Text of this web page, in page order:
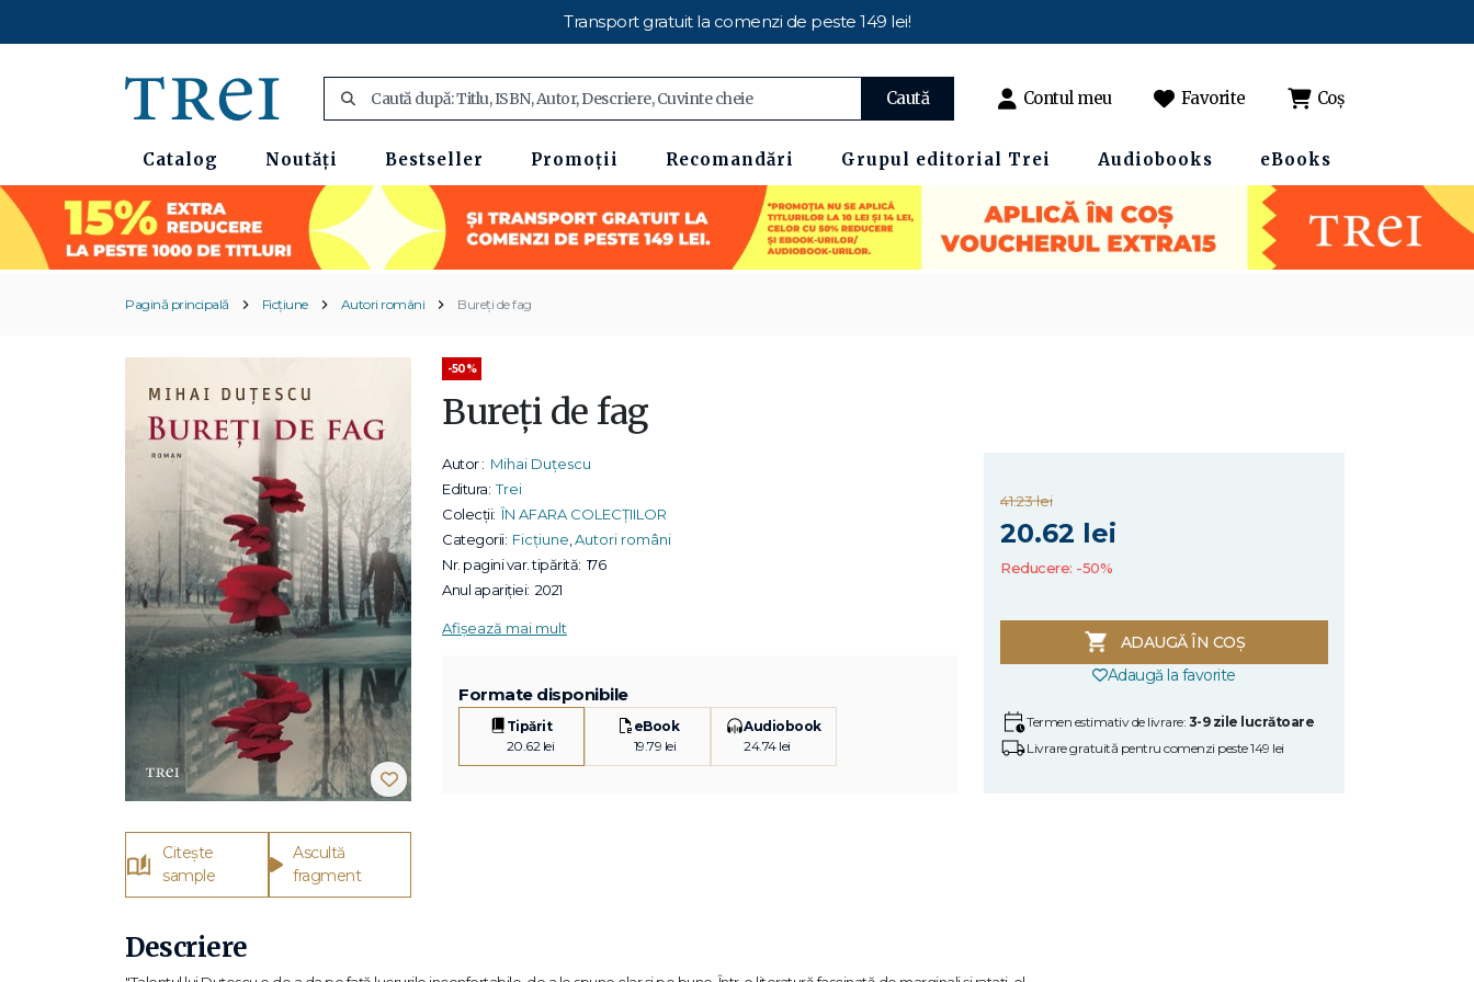
Transport gratuit la comenzi de peste 149 lei!
Caută Contul meu Favorite Coș
Catalog Noutăți Bestseller Promoții Recomandări Grupul editorial Trei Audiobooks eBooks
Pagină principală Ficțiune Autori români Bureți de fag
Citește
sample
Ascultă
fragment
-50%
Bureți de fag
Autor : Mihai Duțescu
Editura: Trei
Colecții: ÎN AFARA COLECȚIILOR
Categorii: Ficțiune Autori români
Nr. pagini var. tipărită: 176
Anul apariției: 2021
Afișează mai mult
Formate disponibile
Tipărit
20.62 lei
eBook
19.79 lei
Audiobook
24.74 lei
41.23 lei
20.62 lei
Reducere: -50%
ADAUGĂ ÎN COȘ
Adaugă la favorite
Termen estimativ de livrare: 3-9 zile lucrătoare
Livrare gratuită pentru comenzi peste 149 lei
Descriere